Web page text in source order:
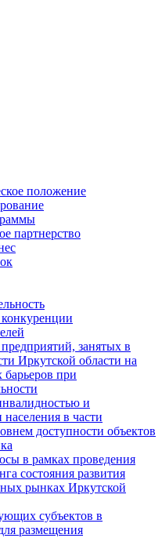
положение
партнерство
занятых в
Иркутской области на
при
и
в части
доступности объектов
в рамках проведения
состояния развития
рынках Иркутской
субъектов в
размещения